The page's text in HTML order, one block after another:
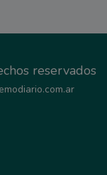
reservados